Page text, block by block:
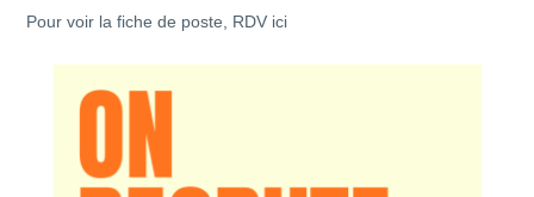
Pour voir la fiche de poste, RDV ici